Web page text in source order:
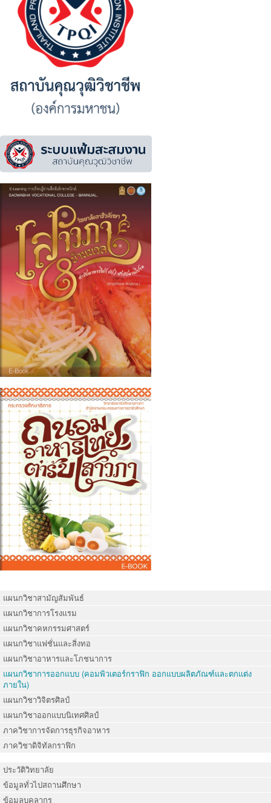
แผนกวิชาสามัญสัมพันธ์
แผนกวิชาการโรงแรม
แผนกวิชาคหกรรมศาสตร์
แผนกวิชาแฟชั่นและสิ่งทอ
แผนกวิชาอาหารและโภชนาการ
แผนกวิชาการออกแบบ (คอมพิวเตอร์กราฟิก ออกแบบผลิตภัณฑ์และตกแต่ง
ภายใน)
แผนกวิชาวิจิตรศิลป์
แผนกวิชาออกแบบนิเทศศิลป์
ภาควิชาการจัดการธุรกิจอาหาร
ภาควิชาดิจิทัลกราฟิก
ประวัติวิทยาลัย
ข้อมูลทั่วไปสถานศึกษา
ข้อมูลบุคลากร